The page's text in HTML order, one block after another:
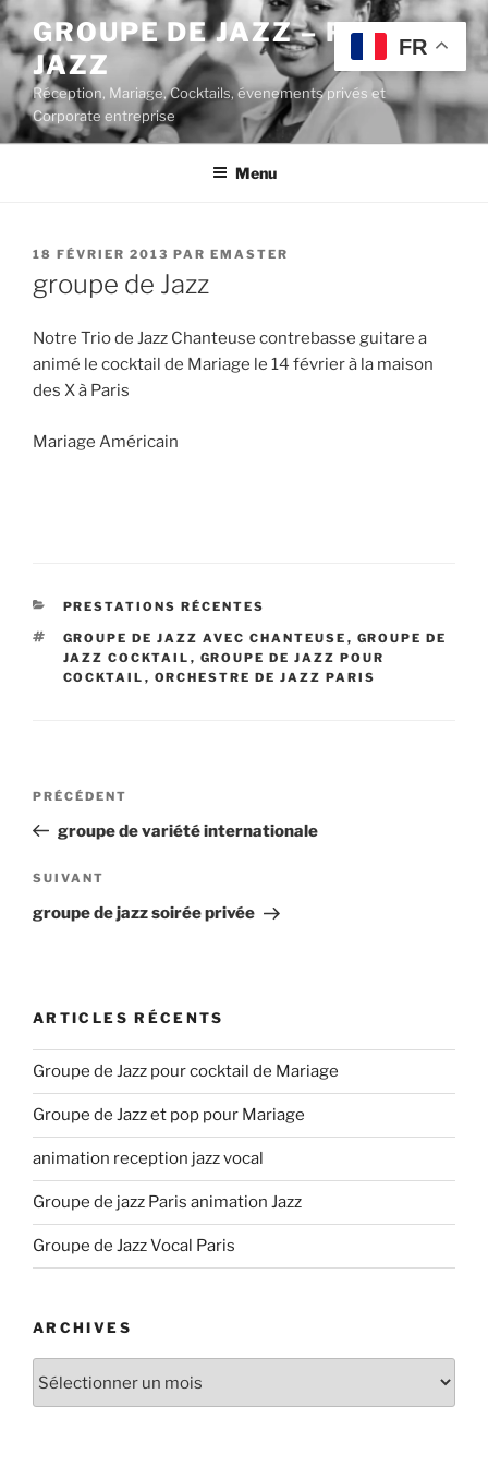
Aller
au
contenu
principal
GROUPE DE JAZZ – POP
JAZZ
Réception, Mariage, Cocktails, évenements privés et
Corporate entreprise
Menu
PUBLIÉ
18 FÉVRIER 2013 PAR EMASTER
groupe de Jazz
Notre Trio de Jazz Chanteuse contrebasse guitare a
animé le cocktail de Mariage le 14 février à la maison
des X à Paris
Mariage Américain
CATÉGORIES
PRESTATIONS RÉCENTES
ÉTIQUETTES
GROUPE DE JAZZ AVEC CHANTEUSE , GROUPE DE
JAZZ COCKTAIL , GROUPE DE JAZZ POUR
COCKTAIL , ORCHESTRE DE JAZZ PARIS
Navigation
l’article
Article
précédent
PRÉCÉDENT
groupe de variété internationale
Article
suivant
SUIVANT
groupe de jazz soirée privée
ARTICLES RÉCENTS
Groupe de Jazz pour cocktail de Mariage
Groupe de Jazz et pop pour Mariage
animation reception jazz vocal
Groupe de jazz Paris animation Jazz
Groupe de Jazz Vocal Paris
ARCHIVES
FR